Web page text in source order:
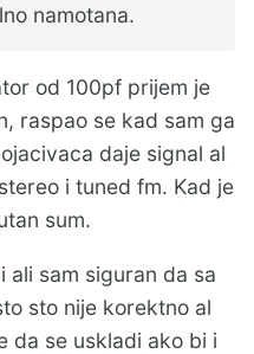
namotana.
od 100pf prijem je
raspao se kad sam ga
daje signal al
i tuned fm. Kad je
sum.
ali sam siguran da sa
sto nije korektno al
da se uskladi ako bi i